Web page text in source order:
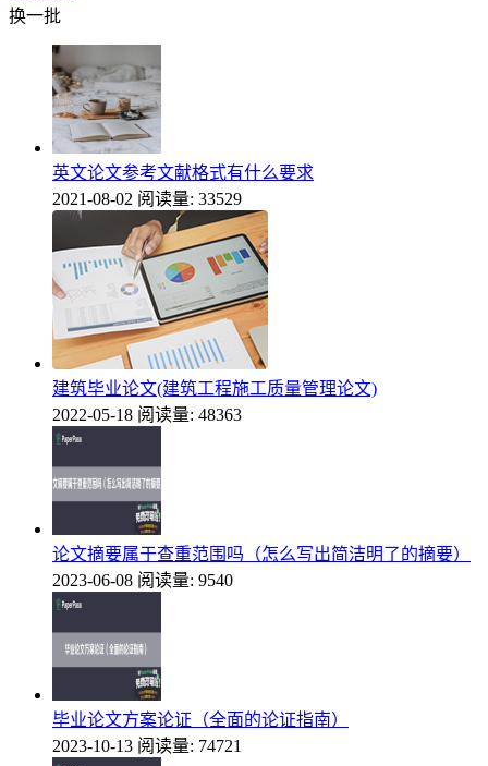
换一批
英文论文参考文献格式有什么要求
2021-08-02 阅读量: 33529
建筑毕业论文(建筑工程施工质量管理论文)
2022-05-18 阅读量: 48363
论文摘要属于查重范围吗（怎么写出简洁明了的摘要）
2023-06-08 阅读量: 9540
毕业论文方案论证（全面的论证指南）
2023-10-13 阅读量: 74721